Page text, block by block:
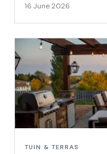
16 June 2026
TUIN & TERRAS